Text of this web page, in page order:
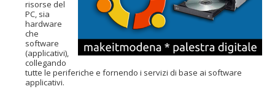
risorse del
PC, sia
hardware
che
software
(applicativi),
collegando
tutte le periferiche e fornendo i servizi di base ai software
applicativi.